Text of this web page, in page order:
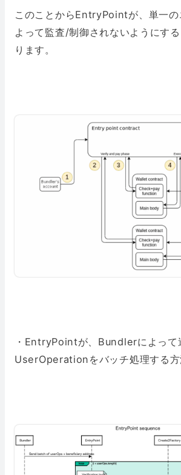
このことからEntryPointが、単一の
よって監査/制御されないようにす
ります。
・EntryPointが、Bundlerによって
UserOperationをバッチ処理する方